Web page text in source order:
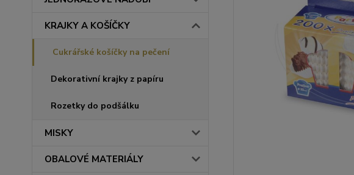
KRAJKY A KOŠÍČKY
Cukrářské košíčky na pečení
Dekorativní krajky z papíru
Rozetky do podšálku
MISKY
OBALOVÉ MATERIÁLY